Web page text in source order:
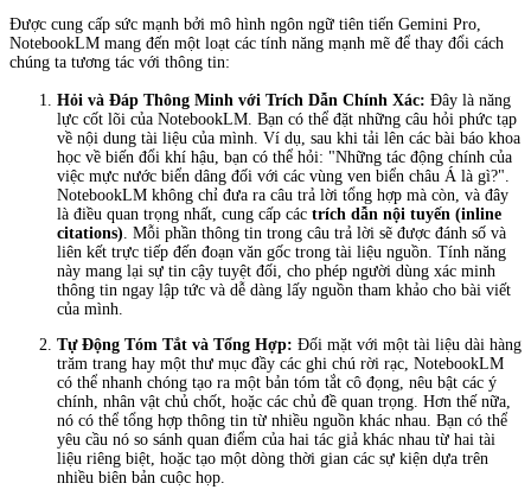
Được cung cấp sức mạnh bởi mô hình ngôn ngữ tiên tiến Gemini Pro,
NotebookLM mang đến một loạt các tính năng mạnh mẽ để thay đổi cách
chúng ta tương tác với thông tin:
Hỏi và Đáp Thông Minh với Trích Dẫn Chính Xác: Đây là năng
lực cốt lõi của NotebookLM. Bạn có thể đặt những câu hỏi phức tạp
về nội dung tài liệu của mình. Ví dụ, sau khi tải lên các bài báo khoa
học về biến đổi khí hậu, bạn có thể hỏi: "Những tác động chính của
việc mực nước biển dâng đối với các vùng ven biển châu Á là gì?".
NotebookLM không chỉ đưa ra câu trả lời tổng hợp mà còn, và đây
là điều quan trọng nhất, cung cấp các trích dẫn nội tuyến (inline
citations). Mỗi phần thông tin trong câu trả lời sẽ được đánh số và
liên kết trực tiếp đến đoạn văn gốc trong tài liệu nguồn. Tính năng
này mang lại sự tin cậy tuyệt đối, cho phép người dùng xác minh
thông tin ngay lập tức và dễ dàng lấy nguồn tham khảo cho bài viết
của mình.
Tự Động Tóm Tắt và Tổng Hợp: Đối mặt với một tài liệu dài hàng
trăm trang hay một thư mục đầy các ghi chú rời rạc, NotebookLM
có thể nhanh chóng tạo ra một bản tóm tắt cô đọng, nêu bật các ý
chính, nhân vật chủ chốt, hoặc các chủ đề quan trọng. Hơn thế nữa,
nó có thể tổng hợp thông tin từ nhiều nguồn khác nhau. Bạn có thể
yêu cầu nó so sánh quan điểm của hai tác giả khác nhau từ hai tài
liệu riêng biệt, hoặc tạo một dòng thời gian các sự kiện dựa trên
nhiều biên bản cuộc họp.